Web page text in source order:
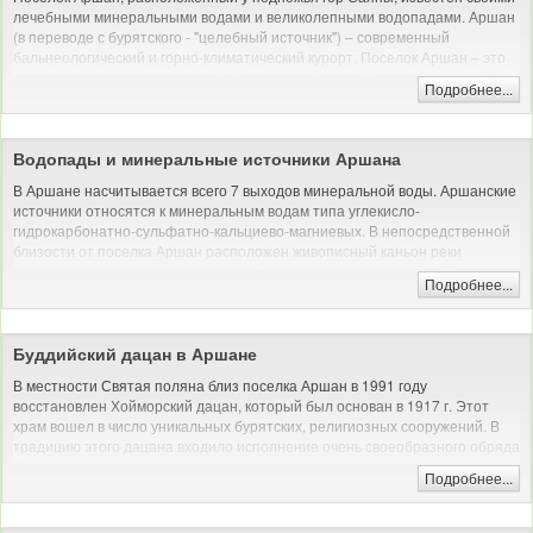
лечебными минеральными водами и великолепными водопадами. Аршан
(в переводе с бурятского - "целебный источник") – современный
бальнеологический и горно-климатический курорт. Поселок Аршан – это
роскошная природа предгорий Саян, чистый горный воздух, сосновый
Подробнее...
Водопады и минеральные источники Аршана
В Аршане насчитывается всего 7 выходов минеральной воды. Аршанские
источники относятся к минеральным водам типа углекисло-
гидрокарбонатно-сульфатно-кальциево-магниевых. В непосредственной
близости от поселка Аршан расположен живописный каньон реки
Кынгарга, по левому берегу которой идет набитая тропа. По ней от
поселка можно дойти до череды горных водопадов высотой от 6 до 10
метров.
Хайкинг: пеший поход без рюкзака
Подробнее...
Буддийский дацан в Аршане
В местности Святая поляна близ поселка Аршан в 1991 году
восстановлен Хойморский дацан, который был основан в 1917 г. Этот
храм вошел в число уникальных бурятских, религиозных сооружений. В
традицию этого дацана входило исполнение очень своеобразного обряда
Поклонение Чингис-хану. На территории, где расположен дацан, растут
величественные кедры. Они используются для загадывания желаний,
которые обычно сбываются.
Подробнее...